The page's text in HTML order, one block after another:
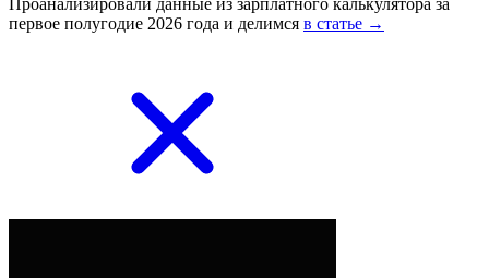
Проанализировали данные из зарплатного калькулятора за
первое полугодие 2026 года и делимся в статье →